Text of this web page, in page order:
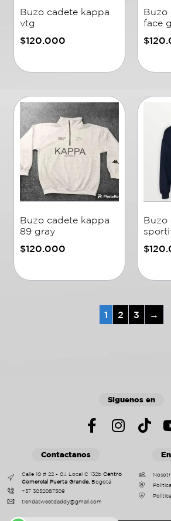
Buzo cadete kappa
vtg
$120.000
Buzo
face
$
Buzo cadete kappa
89 gray
$120.000
Buzo
$
1 2 3 →
Siguenos en
Contactanos
Calle 10 # 22 - 04 Local C 132b Centro
Comercial Puerta Grande,Bogotá
+57 3052087509
tiendasweetdaddy@gmail.com